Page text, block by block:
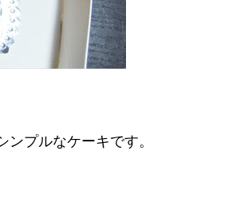
プルなケーキです。